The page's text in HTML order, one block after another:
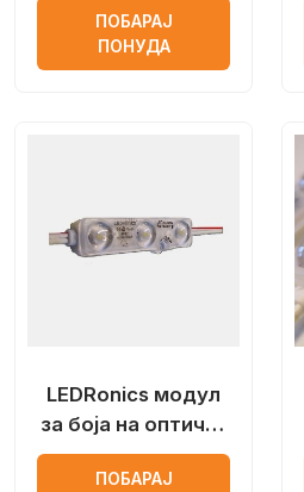
ПОБАРАЈ
ПОНУДА
LEDRonics модул
за боја на оптички
леќи
ПОБАРАЈ